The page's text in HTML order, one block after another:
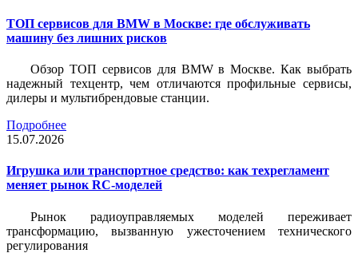
ТОП сервисов для BMW в Москве: где обслуживать
машину без лишних рисков
Обзор ТОП сервисов для BMW в Москве. Как выбрать
надежный техцентр, чем отличаются профильные сервисы,
дилеры и мультибрендовые станции.
Подробнее
15.07.2026
Игрушка или транспортное средство: как техрегламент
меняет рынок RC-моделей
Рынок радиоуправляемых моделей переживает
трансформацию, вызванную ужесточением технического
регулирования